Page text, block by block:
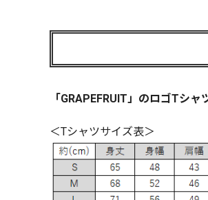
「GRAPEFRUIT」のロゴTシ
＜Tシャツサイズ表＞